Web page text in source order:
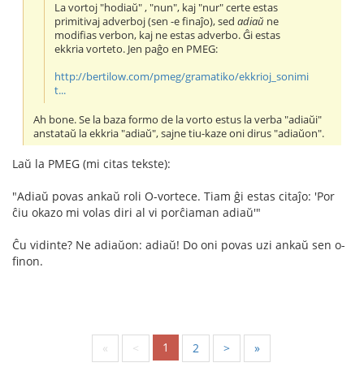
La vortoj "hodiaŭ" , "nun", kaj "nur" certe estas
primitivaj adverboj (sen -e finaĵo), sedadiaŭ ne
modifias verbon, kaj ne estas adverbo. Ĝi estas
ekkria vorteto. Jen paĝo en PMEG:
http://bertilow.com/pmeg/gramatiko/ekkrioj_sonimi
t...
Ah bone. Se la baza formo de la vorto estus la verba "adiaŭi"
anstataŭ la ekkria "adiaŭ", sajne tiu-kaze oni dirus "adiaŭon".
Laŭ la PMEG (mi citas tekste):
"Adiaŭ povas ankaŭ roli O-vortece. Tiam ĝi estas citaĵo: 'Por
ĉiu okazo mi volas diri al vi porĉiaman adiaŭ'"
Ĉu vidinte? Ne adiaŭon: adiaŭ! Do oni povas uzi ankaŭ sen o-
finon.
« < 1 2 > »